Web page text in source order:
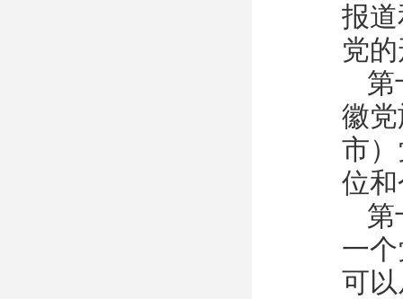
报
党
第
徽
市
位
第
一
可